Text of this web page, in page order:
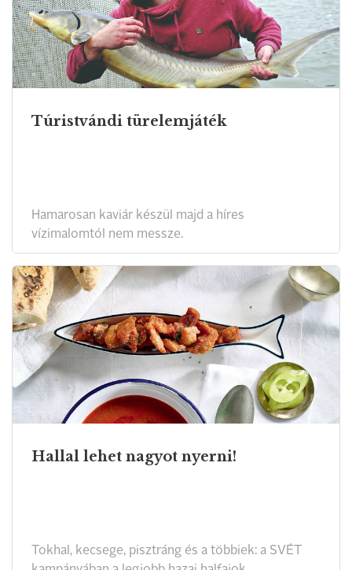
Túristvándi türelemjáték
Hamarosan kaviár készül majd a híres
vízimalomtól nem messze.
Hallal lehet nagyot nyerni!
Tokhal, kecsege, pisztráng és a többiek: a SVÉT